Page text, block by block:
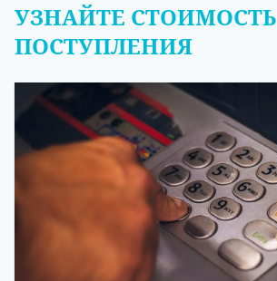
УЗНАЙТЕ СТОИМОСТЬ
ПОСТУПЛЕНИЯ